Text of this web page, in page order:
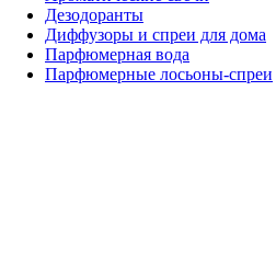
Дезодоранты
Диффузоры и спреи для дома
Парфюмерная вода
Парфюмерные лосьоны-спреи